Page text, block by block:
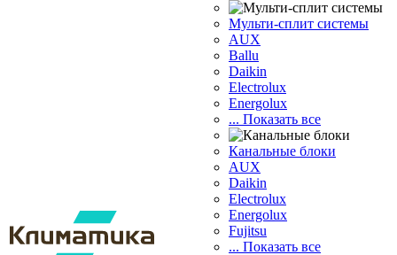
Мульти-сплит системы
AUX
Ballu
Daikin
Electrolux
Energolux
... Показать все
Канальные блоки
AUX
Dаikin
Electrolux
Energolux
Fujitsu
... Показать все